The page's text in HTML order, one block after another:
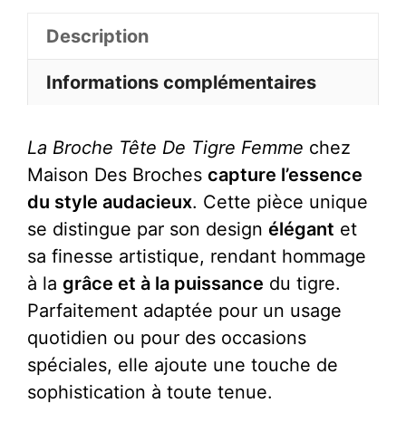
De
Tigre
Femme
Description
Informations complémentaires
La Broche Tête De Tigre Femme chez
Maison Des Broches capture l’essence
du style audacieux. Cette pièce unique
se distingue par son design élégant et
sa finesse artistique, rendant hommage
à la grâce et à la puissance du tigre.
Parfaitement adaptée pour un usage
quotidien ou pour des occasions
spéciales, elle ajoute une touche de
sophistication à toute tenue.